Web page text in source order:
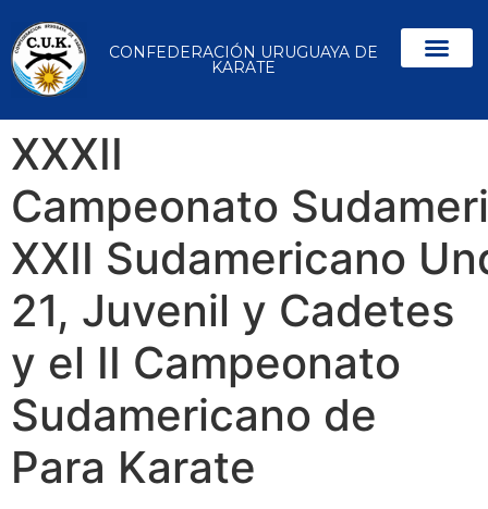
CONFEDERACIÓN URUGUAYA DE
KARATE
XXXII
Campeonato
XXII Sudamericano
21, Juvenil y Cadetes
y el II Campeonato
Sudamericano de
Para Karate